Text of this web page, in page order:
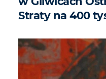
Straty na 400